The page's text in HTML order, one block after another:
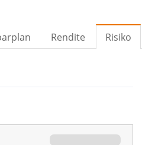
Rendite Risiko